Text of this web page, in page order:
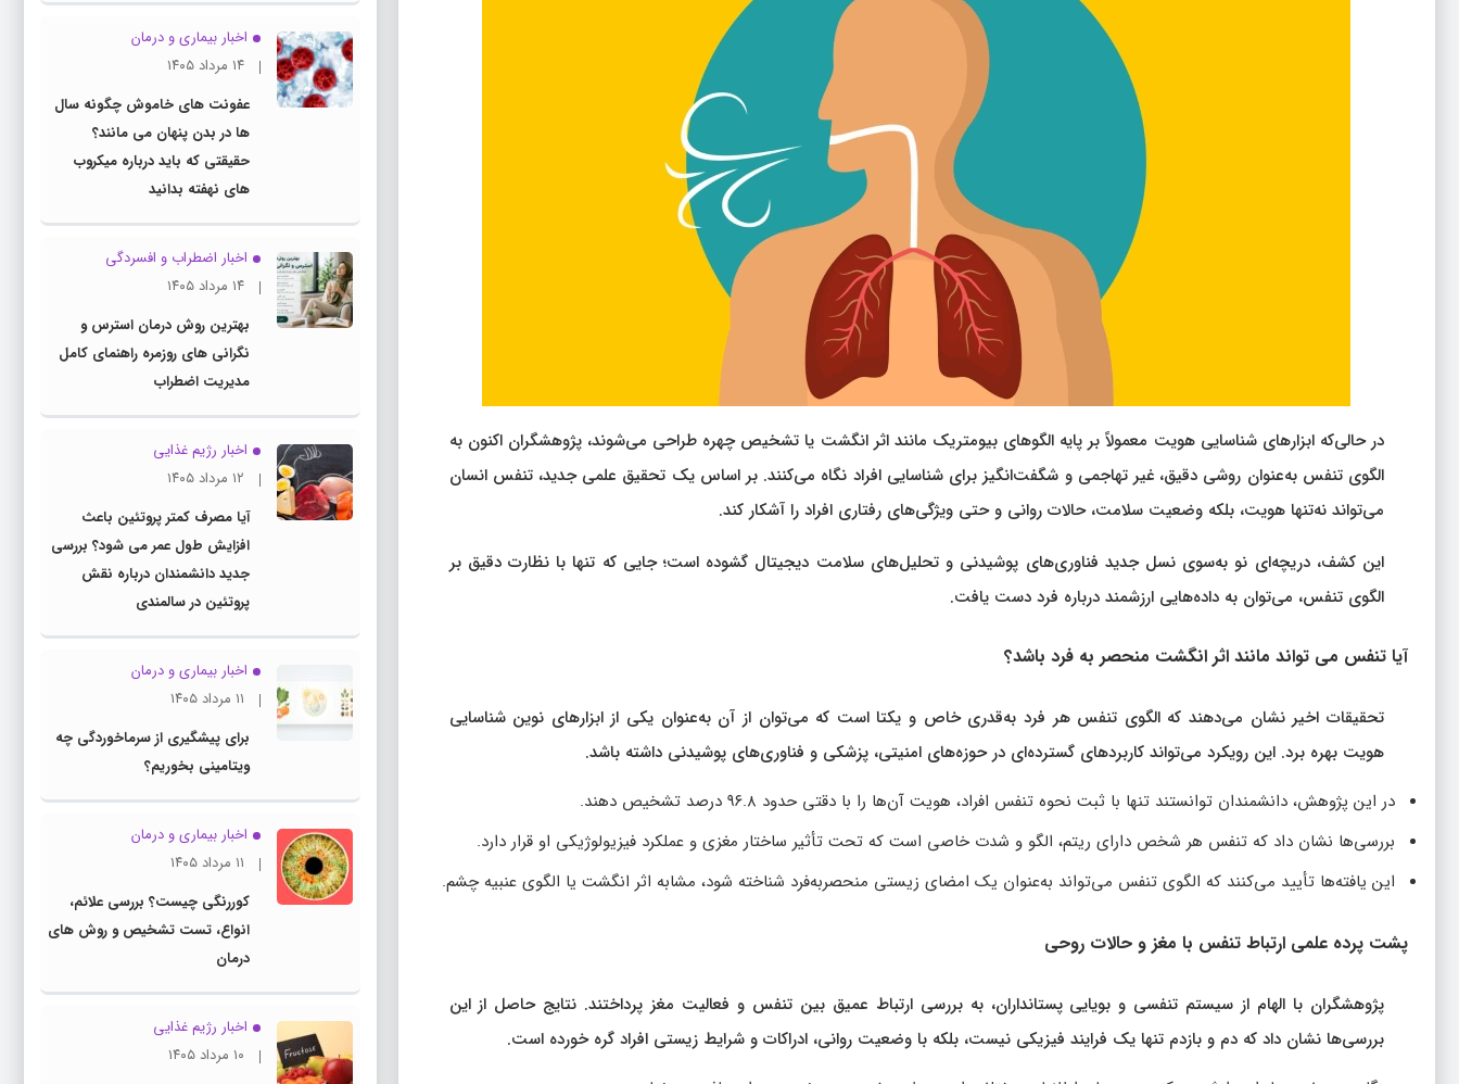
در حالی‌که ابزارهای شناسایی هویت معمولاً بر پایه الگوهای بیومتریک مانند اثر انگشت یا تشخیص چهره طراحی می‌شوند، پژوهشگران اکنون به
الگوی تنفس به‌عنوان روشی دقیق، غیر تهاجمی و شگفت‌انگیز برای شناسایی افراد نگاه می‌کنند. بر اساس یک تحقیق علمی جدید، تنفس انسان
می‌تواند نه‌تنها هویت، بلکه وضعیت سلامت، حالات روانی و حتی ویژگی‌های رفتاری افراد را آشکار کند.
این کشف، دریچه‌ای نو به‌سوی نسل جدید فناوری‌های پوشیدنی و تحلیل‌های سلامت دیجیتال گشوده است؛ جایی که تنها با نظارت دقیق بر
الگوی تنفس، می‌توان به داده‌هایی ارزشمند درباره فرد دست یافت.
آیا تنفس می‌ تواند مانند اثر انگشت منحصر‌ به‌ فرد باشد؟
تحقیقات اخیر نشان می‌دهند که الگوی تنفس هر فرد به‌قدری خاص و یکتا است که می‌توان از آن به‌عنوان یکی از ابزارهای نوین شناسایی
هویت بهره برد. این رویکرد می‌تواند کاربردهای گسترده‌ای در حوزه‌های امنیتی، پزشکی و فناوری‌های پوشیدنی داشته باشد.
در این پژوهش، دانشمندان توانستند تنها با ثبت نحوه تنفس افراد، هویت آن‌ها را با دقتی حدود ۹۶.۸ درصد تشخیص دهند.
بررسی‌ها نشان داد که تنفس هر شخص دارای ریتم، الگو و شدت خاصی است که تحت تأثیر ساختار مغزی و عملکرد فیزیولوژیکی او قرار دارد.
این یافته‌ها تأیید می‌کنند که الگوی تنفس می‌تواند به‌عنوان یک امضای زیستی منحصر‌به‌فرد شناخته شود، مشابه اثر انگشت یا الگوی عنبیه چشم.
پشت‌ پرده علمی ارتباط تنفس با مغز و حالات روحی
پژوهشگران با الهام از سیستم تنفسی و بویایی پستانداران، به بررسی ارتباط عمیق بین تنفس و فعالیت مغز پرداختند. نتایج حاصل از این
بررسی‌ها نشان داد که دم و بازدم تنها یک فرایند فیزیکی نیست، بلکه با وضعیت روانی، ادراکات و شرایط زیستی افراد گره خورده است.
اخبار بیماری و درمان
۱۴ مرداد ۱۴۰۵
عفونت های خاموش چگونه سال
ها در بدن پنهان می مانند؟
حقیقتی که باید درباره میکروب
های نهفته بدانید
اخبار اضطراب و افسردگی
۱۴ مرداد ۱۴۰۵
بهترین روش درمان استرس و
نگرانی های روزمره راهنمای کامل
مدیریت اضطراب
اخبار رژیم غذایی
۱۲ مرداد ۱۴۰۵
آیا مصرف کمتر پروتئین باعث
افزایش طول عمر می شود؟ بررسی
جدید دانشمندان درباره نقش
پروتئین در سالمندی
اخبار بیماری و درمان
۱۱ مرداد ۱۴۰۵
برای پیشگیری از سرماخوردگی چه
ویتامینی بخوریم؟
اخبار بیماری و درمان
۱۱ مرداد ۱۴۰۵
کوررنگی چیست؟ بررسی علائم،
انواع، تست تشخیص و روش های
درمان
اخبار رژیم غذایی
۱۰ مرداد ۱۴۰۵